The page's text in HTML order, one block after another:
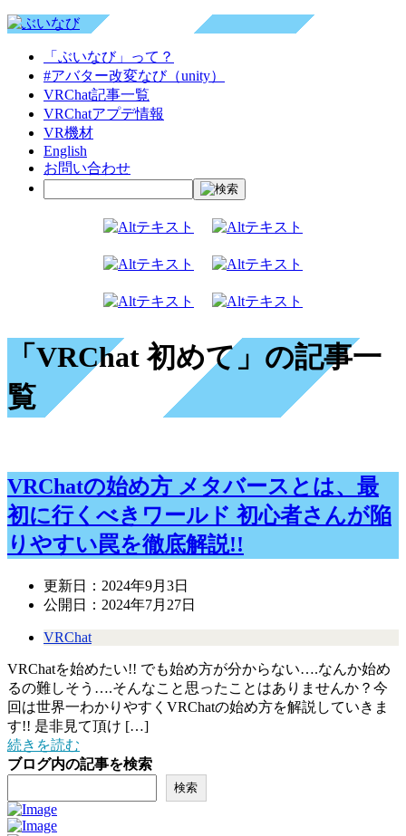
「ぶいなび」って？
#アバター改変なび（unity）
VRChat記事一覧
VRChatアプデ情報
VR機材
English
お問い合わせ
「VRChat 初めて」の記事一
覧
VRChatの始め方 メタバースとは、最
初に行くべきワールド 初心者さんが陥
りやすい罠を徹底解説!!
更新日： 2024年9月3日
公開日： 2024年7月27日
VRChat
VRChatを始めたい!! でも始め方が分からない….なんか始め
るの難しそう….そんなこと思ったことはありませんか？今
回は世界一わかりやすくVRChatの始め方を解説していきま
す!! 是非見て頂け […]
続きを読む
ブログ内の記事を検索
検索